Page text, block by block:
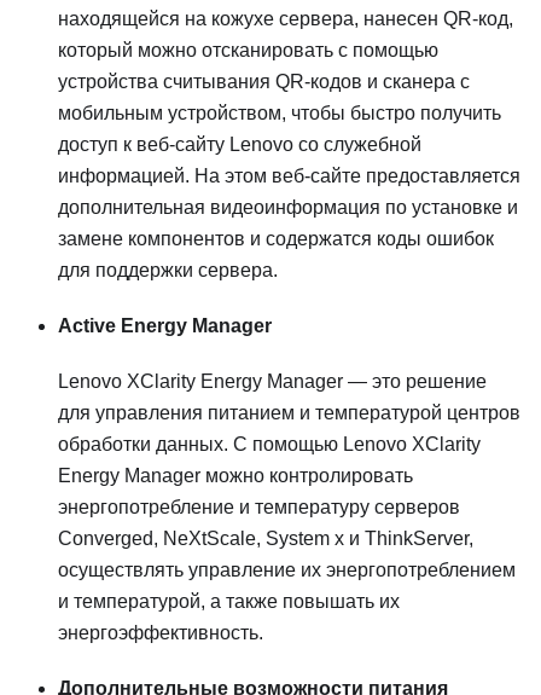
находящейся на кожухе сервера, нанесен QR-код,
который можно отсканировать с помощью
устройства считывания QR-кодов и сканера с
мобильным устройством, чтобы быстро получить
доступ к веб-сайту Lenovo со служебной
информацией. На этом веб-сайте предоставляется
дополнительная видеоинформация по установке и
замене компонентов и содержатся коды ошибок
для поддержки сервера.
Active Energy Manager
Lenovo XClarity Energy Manager — это решение
для управления питанием и температурой центров
обработки данных. С помощью Lenovo XClarity
Energy Manager можно контролировать
энергопотребление и температуру серверов
Converged, NeXtScale, System x и ThinkServer,
осуществлять управление их энергопотреблением
и температурой, а также повышать их
энергоэффективность.
Дополнительные возможности питания